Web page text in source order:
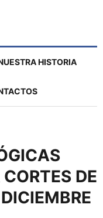
HISTORIA
DE